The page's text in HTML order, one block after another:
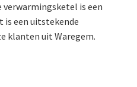
verwarmingsketel is een
een uitstekende
klanten uit Waregem.